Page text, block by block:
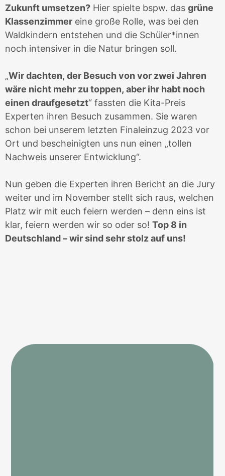
Zukunft umsetzen? Hier spielte bspw. das grüne
Klassenzimmer eine große Rolle, was bei den
Waldkindern entstehen und die Schüler*innen
noch intensiver in die Natur bringen soll.
„Wir dachten, der Besuch von vor zwei Jahren
wäre nicht mehr zu toppen, aber ihr habt noch
einen draufgesetzt“ fassten die Kita-Preis
Experten ihren Besuch zusammen. Sie waren
schon bei unserem letzten Finaleinzug 2023 vor
Ort und bescheinigten uns nun einen „tollen
Nachweis unserer Entwicklung“.
Nun geben die Experten ihren Bericht an die Jury
weiter und im November stellt sich raus, welchen
Platz wir mit euch feiern werden – denn eins ist
klar, feiern werden wir so oder so! Top 8 in
Deutschland – wir sind sehr stolz auf uns!